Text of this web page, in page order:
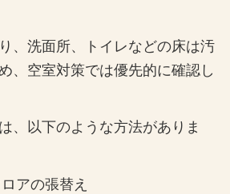
、洗面所、トイレなどの床は汚
、空室対策では優先的に確認し
、以下のような方法がありま
アの張替え